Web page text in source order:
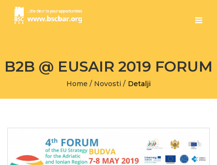
B2B @ EUSAIR 2019 FORUM
Home / Novosti / Detalji